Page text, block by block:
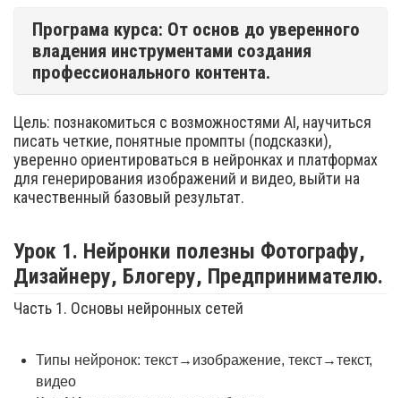
Програма курса: От основ до уверенного
владения инструментами создания
профессионального контента.
Цель: познакомиться с возможностями AI, научиться
писать четкие, понятные промпты (подсказки),
уверенно ориентироваться в нейронках и платформах
для генерирования изображений и видео, выйти на
качественный базовый результат.
Урок 1. Нейронки полезны Фотографу,
Дизайнеру, Блогеру, Предпринимателю.
Часть 1. Основы нейронных сетей
Типы нейронок: текст→изображение, текст→текст,
видео